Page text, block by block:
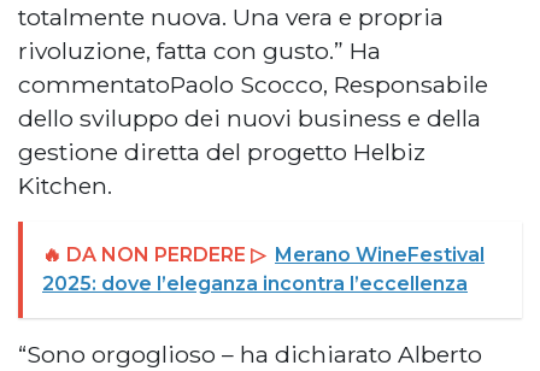
totalmente nuova. Una vera e propria
rivoluzione, fatta con gusto.” Ha
commentatoPaolo Scocco, Responsabile
dello sviluppo dei nuovi business e della
gestione diretta del progetto Helbiz
Kitchen.
🔥 DA NON PERDERE ▷ Merano WineFestival
2025: dove l’eleganza incontra l’eccellenza
“Sono orgoglioso – ha dichiarato Alberto